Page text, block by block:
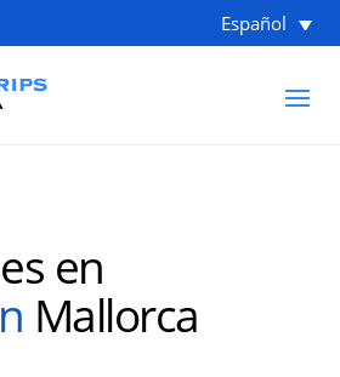
Español
en
Mallorca